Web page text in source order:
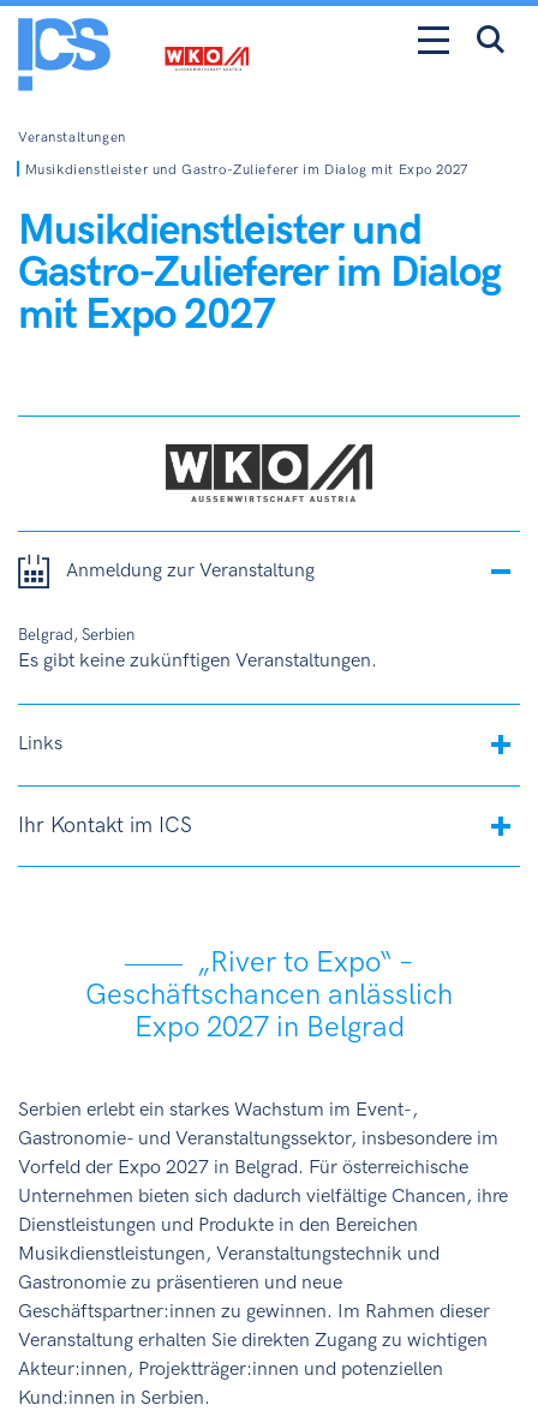
Veranstaltungen
Musikdienstleister und Gastro-Zulieferer im Dialog mit Expo 2027
Musikdienstleister und
Gastro-Zulieferer im Dialog
mit Expo 2027
Anmeldung zur Veranstaltung
Belgrad, Serbien
Es gibt keine zukünftigen Veranstaltungen.
Links
Ihr Kontakt im ICS
„River to Expo“ –
Geschäftschancen anlässlich
Expo 2027 in Belgrad
Serbien erlebt ein starkes Wachstum im Event-,
Gastronomie- und Veranstaltungssektor, insbesondere im
Vorfeld der Expo 2027 in Belgrad. Für österreichische
Unternehmen bieten sich dadurch vielfältige Chancen, ihre
Dienstleistungen und Produkte in den Bereichen
Musikdienstleistungen, Veranstaltungstechnik und
Gastronomie zu präsentieren und neue
Geschäftspartner:innen zu gewinnen. Im Rahmen dieser
Veranstaltung erhalten Sie direkten Zugang zu wichtigen
Akteur:innen, Projektträger:innen und potenziellen
Kund:innen in Serbien.